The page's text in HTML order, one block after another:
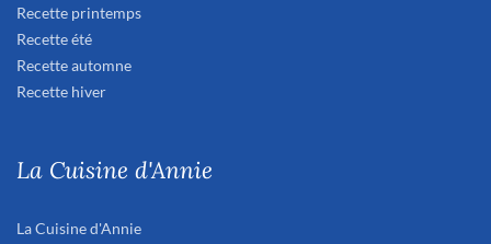
Recette printemps
Recette été
Recette automne
Recette hiver
La Cuisine d'Annie
La Cuisine d'Annie